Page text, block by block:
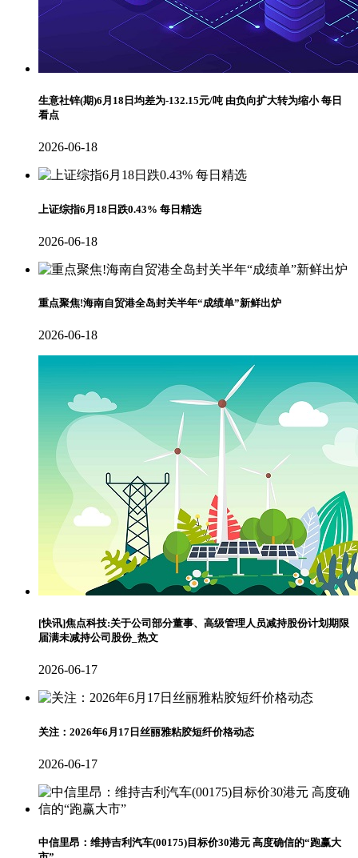
生意社锌(期)6月18日均差为-132.15元/吨 由负向扩大转为缩小 每日
看点
2026-06-18
上证综指6月18日跌0.43% 每日精选
2026-06-18
重点聚焦!海南自贸港全岛封关半年“成绩单”新鲜出炉
2026-06-18
[快讯]焦点科技:关于公司部分董事、高级管理人员减持股份计划期限
届满未减持公司股份_热文
2026-06-17
关注：2026年6月17日丝丽雅粘胶短纤价格动态
2026-06-17
中信里昂：维持吉利汽车(00175)目标价30港元 高度确信的“跑赢大